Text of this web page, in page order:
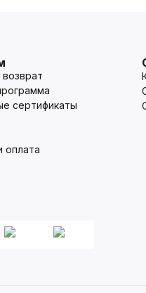
возврат
сертификаты
оплата